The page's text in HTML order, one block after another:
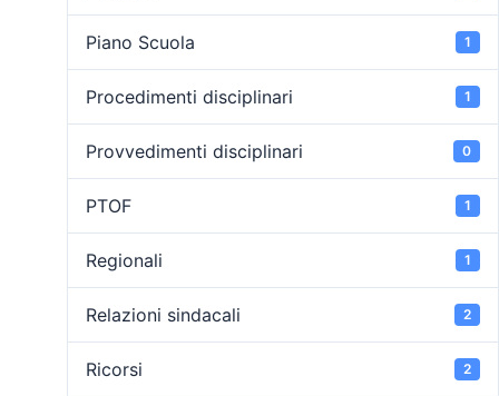
Piano Scuola 1
Procedimenti disciplinari 1
Provvedimenti disciplinari 0
PTOF 1
Regionali 1
Relazioni sindacali 2
Ricorsi 2